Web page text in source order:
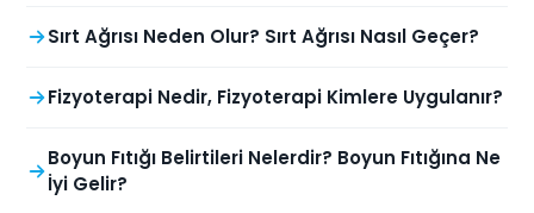
Sırt Ağrısı Neden Olur? Sırt Ağrısı Nasıl Geçer?
Fizyoterapi Nedir, Fizyoterapi Kimlere Uygulanır?
Boyun Fıtığı Belirtileri Nelerdir? Boyun Fıtığına Ne
İyi Gelir?